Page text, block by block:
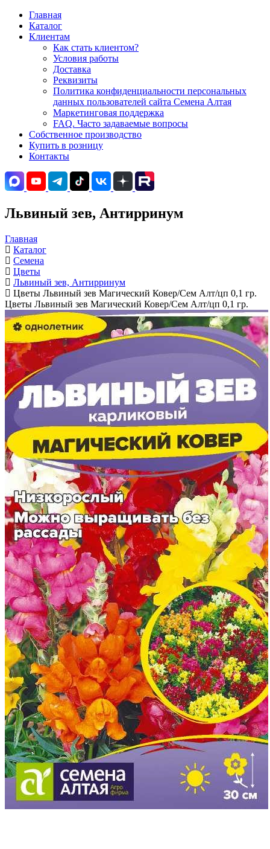
Главная
Каталог
Клиентам
Как стать клиентом?
Условия работы
Доставка
Реквизиты
Политика конфиденциальности персональных
данных пользователей сайта Семена Алтая
Маркетинговая поддержка
FAQ. Часто задаваемые вопросы
Собственное производство
Купить в розницу
Контакты
Львиный зев, Антирринум
Главная
Каталог
Семена
Цветы
Львиный зев, Антирринум
Цветы Львиный зев Магический Ковер/Сем Алт/цп 0,1 гр.
Цветы Львиный зев Магический Ковер/Сем Алт/цп 0,1 гр.